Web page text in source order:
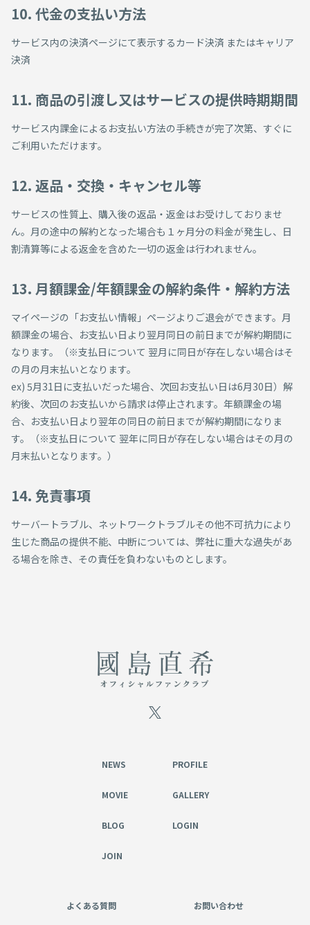
10. 代金の支払い方法
サービス内の決済ページにて表示するカード決済 またはキャリア
決済
11. 商品の引渡し又はサービスの提供時期期間
サービス内課金によるお支払い方法の手続きが完了次第、すぐに
ご利用いただけます。
12. 返品・交換・キャンセル等
サービスの性質上、購入後の返品・返金はお受けしておりませ
ん。月の途中の解約となった場合も１ヶ月分の料金が発生し、日
割清算等による返金を含めた一切の返金は行われません。
13. 月額課金/年額課金の解約条件・解約方法
マイページの「お支払い情報」ページよりご退会ができます。月
額課金の場合、お支払い日より翌月同日の前日までが解約期間に
なります。（※支払日について 翌月に同日が存在しない場合はそ
の月の月末払いとなります。
ex) 5月31日に支払いだった場合、次回お支払い日は6月30日）解
約後、次回のお支払いから請求は停止されます。年額課金の場
合、お支払い日より翌年の同日の前日までが解約期間になりま
す。（※支払日について 翌年に同日が存在しない場合はその月の
月末払いとなります。）
14. 免責事項
サーバートラブル、ネットワークトラブルその他不可抗力により
生じた商品の提供不能、中断については、弊社に重大な過失があ
る場合を除き、その責任を負わないものとします。
PROFILE
MOVIE GALLERY